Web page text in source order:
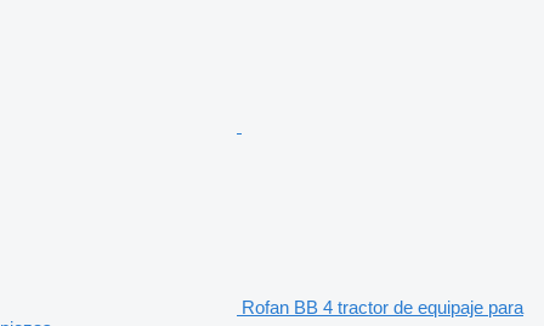
Rofan BB 4 tractor de equipaje para